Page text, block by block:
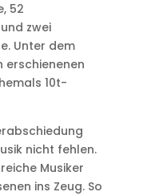
52
zwei
Unter dem
erschienenen
10t-
nicht fehlen.
Musiker
ins Zeug. So